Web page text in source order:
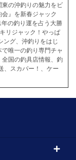
の沖釣りの魅力をビ
』を新春ジャック
の釣り運を占う大勝
リジャック！やっぱ
ング、沖釣りをはじ
唯一の釣り専門チャ
国の釣具店情報、釣
、スカパー！、ケー